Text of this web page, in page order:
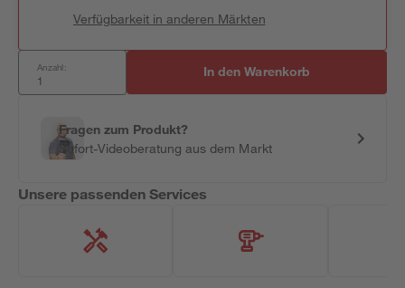
Verfügbarkeit in anderen Märkten
Anzahl: In den Warenkorb
Fragen zum Produkt?
Sofort-Videoberatung aus dem Markt
Unsere passenden Services